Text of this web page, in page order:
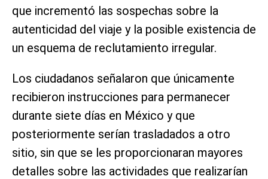
que incrementó las sospechas sobre la
autenticidad del viaje y la posible existencia de
un esquema de reclutamiento irregular.
Los ciudadanos señalaron que únicamente
recibieron instrucciones para permanecer
durante siete días en México y que
posteriormente serían trasladados a otro
sitio, sin que se les proporcionaran mayores
detalles sobre las actividades que realizarían